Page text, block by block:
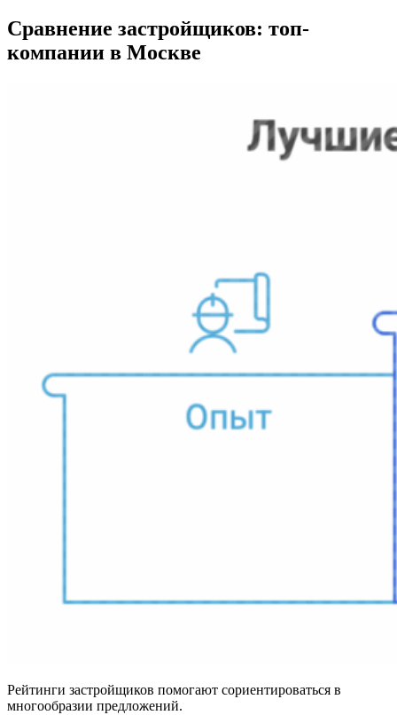
Сравнение застройщиков: топ-
компании в Москве
Рейтинги застройщиков помогают сориентироваться в
многообразии предложений.